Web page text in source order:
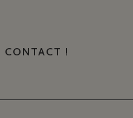
CONTACT !